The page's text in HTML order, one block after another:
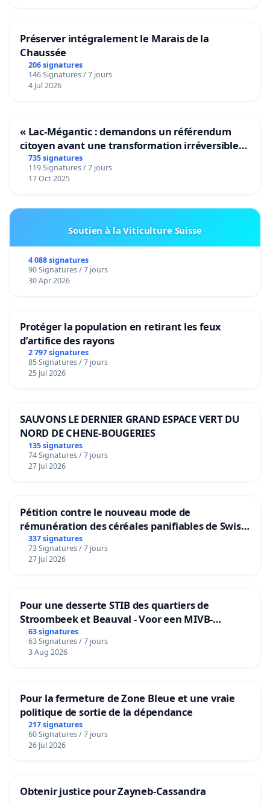
Préserver intégralement le Marais de la
Chaussée
206 signatures
146 Signatures / 7 jours
4 Jul 2026
« Lac-Mégantic : demandons un référendum
citoyen avant une transformation irréversible
de notre territoire »
735 signatures
119 Signatures / 7 jours
17 Oct 2025
Soutien à la Viticulture Suisse
4 088 signatures
90 Signatures / 7 jours
30 Apr 2026
Protéger la population en retirant les feux
d’artifice des rayons
2 797 signatures
85 Signatures / 7 jours
25 Jul 2026
SAUVONS LE DERNIER GRAND ESPACE VERT DU
NORD DE CHENE-BOUGERIES
135 signatures
74 Signatures / 7 jours
27 Jul 2026
Pétition contre le nouveau mode de
rémunération des céréales panifiables de Swiss
granum basé sur la teneur en protéines
337 signatures
73 Signatures / 7 jours
27 Jul 2026
Pour une desserte STIB des quartiers de
Stroombeek et Beauval - Voor een MIVB-
bediening van de wijken Strombeek en Het
Voor
63 signatures
63 Signatures / 7 jours
3 Aug 2026
Pour la fermeture de Zone Bleue et une vraie
politique de sortie de la dépendance
217 signatures
60 Signatures / 7 jours
26 Jul 2026
Obtenir justice pour Zayneb-Cassandra